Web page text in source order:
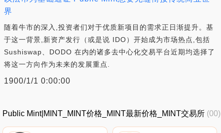
界
随着牛市的深入,投资者们对于优质新项目的需求正日渐提升。基
于这一背景,新资产发行（或是说 IDO）开始成为市场热点,包括
Sushiswap、DODO 在内的诸多去中心化交易平台近期均选择了
将这一方向作为未来的发展重点.
1900/1/1 0:00:00
Public Mint|MINT_MINT价格_MINT最新价格_MINT交易所 (00)